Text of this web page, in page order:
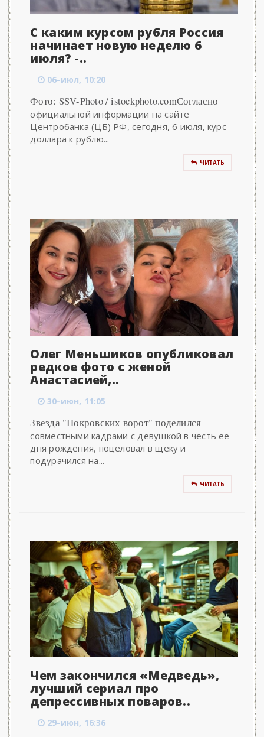
С каким курсом рубля Россия
начинает новую неделю 6
июля? -..
06-июл, 10:20
Фото: SSV-Photo / istockphoto.comСогласно
официальной информации на сайте
Центробанка (ЦБ) РФ, сегодня, 6 июля, курс
доллара к рублю...
ЧИТАТЬ
Олег Меньшиков опубликовал
редкое фото с женой
Анастасией,..
30-июн, 11:05
Звезда "Покровских ворот" поделился
совместными кадрами с девушкой в честь ее
дня рождения, поцеловал в щеку и
подурачился на...
ЧИТАТЬ
Чем закончился «Медведь»,
лучший сериал про
депрессивных поваров..
29-июн, 16:36